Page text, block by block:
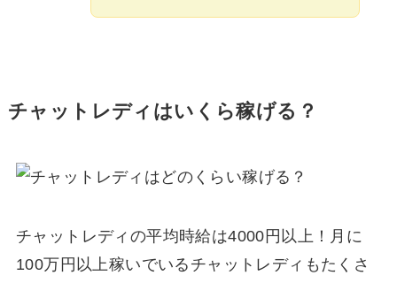
チャットレディはいくら稼げる？
チャットレディの平均時給は4000円以上！月に
100万円以上稼いでいるチャットレディもたくさ